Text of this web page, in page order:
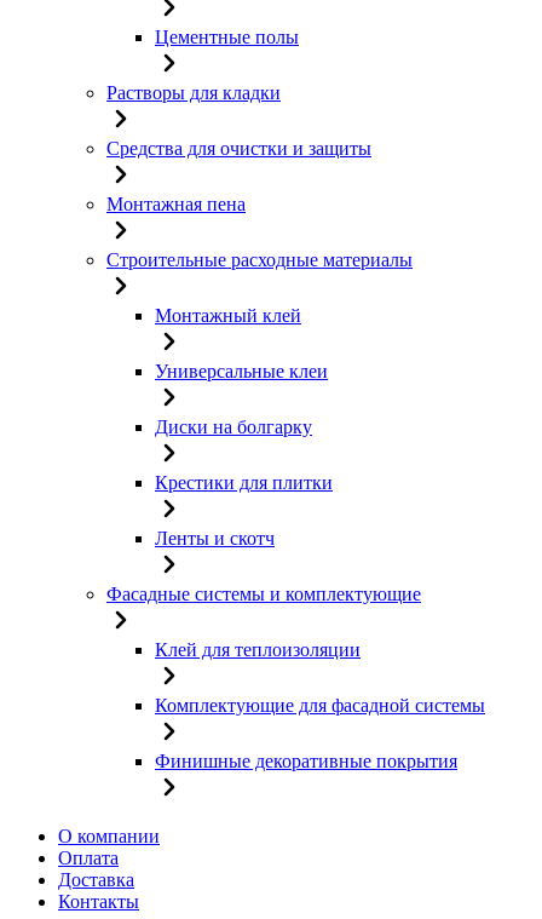
Цементные полы
Растворы для кладки
Средства для очистки и защиты
Монтажная пена
Строительные расходные материалы
Монтажный клей
Универсальные клеи
Диски на болгарку
Крестики для плитки
Ленты и скотч
Фасадные системы и комплектующие
Клей для теплоизоляции
Комплектующие для фасадной системы
Финишные декоративные покрытия
О компании
Оплата
Доставка
Контакты